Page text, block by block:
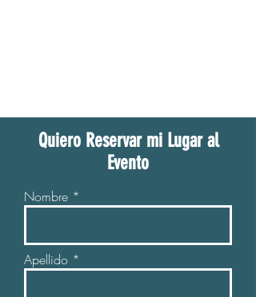
Quiero Reservar mi Lugar al
Evento
Nombre
Apellido